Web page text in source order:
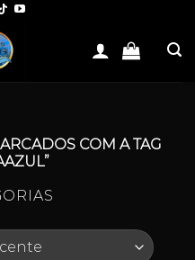
COM A TAG